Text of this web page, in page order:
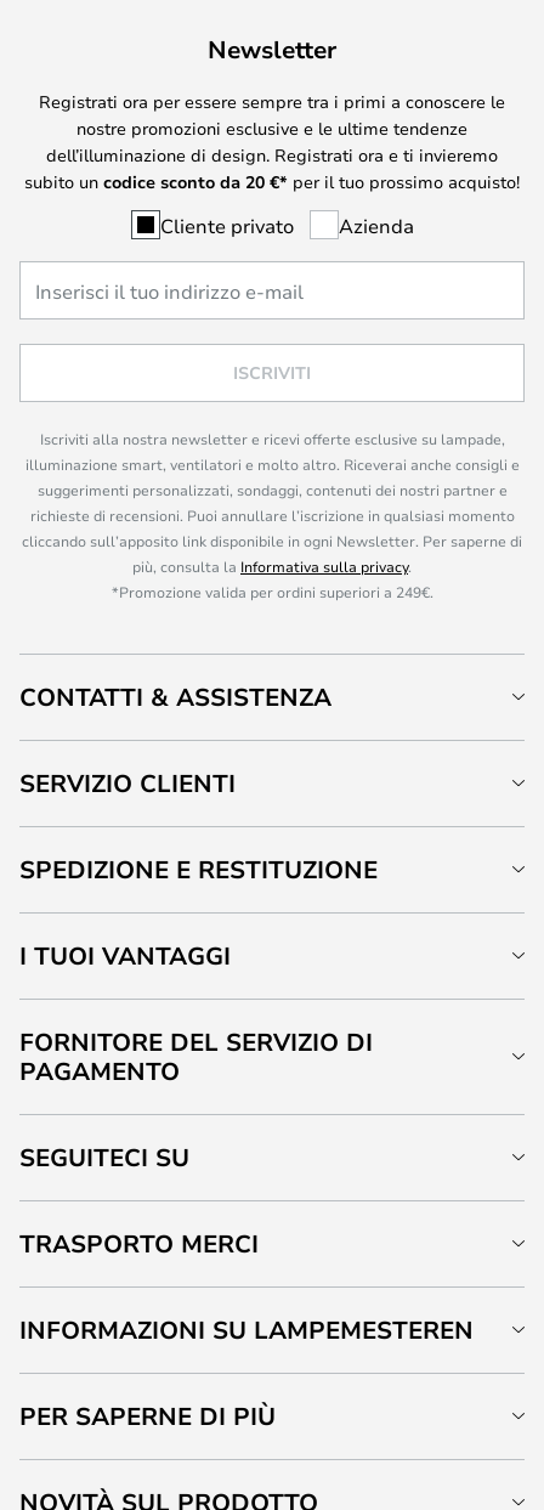
Newsletter
Registrati ora per essere sempre tra i primi a conoscere le
nostre promozioni esclusive e le ultime tendenze
dell’illuminazione di design. Registrati ora e ti invieremo
subito un codice sconto da 20 €* per il tuo prossimo acquisto!
Cliente privato Azienda
ISCRIVITI
Iscriviti alla nostra newsletter e ricevi offerte esclusive su lampade,
illuminazione smart, ventilatori e molto altro. Riceverai anche consigli e
suggerimenti personalizzati, sondaggi, contenuti dei nostri partner e
richieste di recensioni. Puoi annullare l’iscrizione in qualsiasi momento
cliccando sull’apposito link disponibile in ogni Newsletter. Per saperne di
più, consulta la Informativa sulla privacy.
*Promozione valida per ordini superiori a 249€.
CONTATTI & ASSISTENZA
SERVIZIO CLIENTI
SPEDIZIONE E RESTITUZIONE
I TUOI VANTAGGI
FORNITORE DEL SERVIZIO DI
PAGAMENTO
SEGUITECI SU
TRASPORTO MERCI
INFORMAZIONI SU LAMPEMESTEREN
PER SAPERNE DI PIÙ
NOVITÀ SUL PRODOTTO